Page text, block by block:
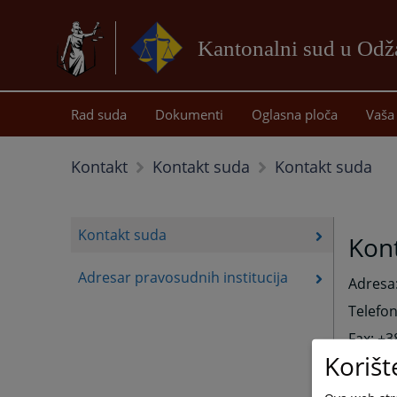
Kantonalni sud u
Rad suda Dokumenti Oglasna ploča
Kontakt Kontakt suda Kontakt suda
Kontakt suda
Adresar pravosudnih institucija
Fax: